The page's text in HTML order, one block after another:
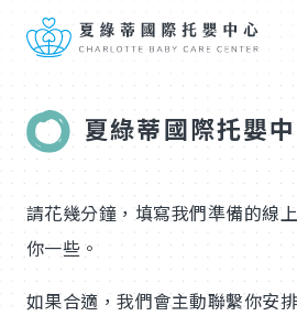
夏綠蒂國際托嬰
請花幾分鐘，填寫我們準備的線
你一些。
如果合適，我們會主動聯繫你安